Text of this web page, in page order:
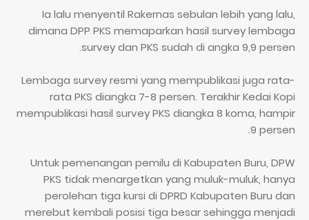
Ia lalu menyentil Rakernas sebulan lebih yang lalu,
dimana DPP PKS memaparkan hasil survey lembaga
survey dan PKS sudah di angka 9,9 persen.
Lembaga survey resmi yang mempublikasi juga rata-
rata PKS diangka 7-8 persen. Terakhir Kedai Kopi
mempublikasi hasil survey PKS diangka 8 koma, hampir
9 persen.
Untuk pemenangan pemilu di Kabupaten Buru, DPW
PKS tidak menargetkan yang muluk-muluk, hanya
perolehan tiga kursi di DPRD Kabupaten Buru dan
merebut kembali posisi tiga besar sehingga menjadi